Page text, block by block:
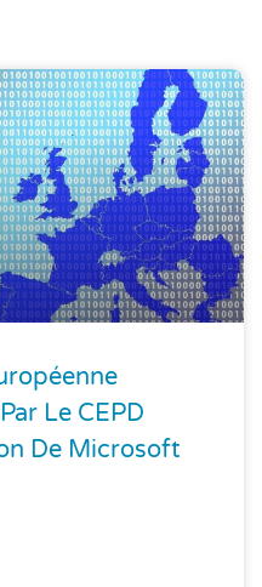
Le CEPD
De Microsoft